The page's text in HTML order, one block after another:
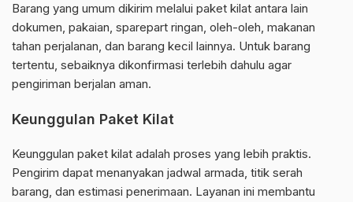
Barang yang umum dikirim melalui paket kilat antara lain
dokumen, pakaian, sparepart ringan, oleh-oleh, makanan
tahan perjalanan, dan barang kecil lainnya. Untuk barang
tertentu, sebaiknya dikonfirmasi terlebih dahulu agar
pengiriman berjalan aman.
Keunggulan Paket Kilat
Keunggulan paket kilat adalah proses yang lebih praktis.
Pengirim dapat menanyakan jadwal armada, titik serah
barang, dan estimasi penerimaan. Layanan ini membantu